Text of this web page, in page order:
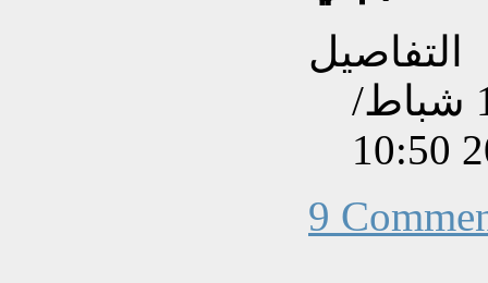
التفاصيل
تم إنشاءه بتاريخ الأربعاء, 10 شباط/
9